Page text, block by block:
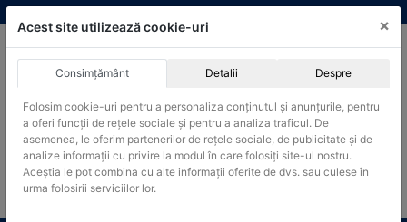
Skip
to
Produsele pot fi achizitionate si in sistemul SEAP / SICAP
Products
search
CAUTARE
Acest site utilizează cookie-uri ×
Consimțământ Detalii Despre
Folosim cookie-uri pentru a personaliza conținutul și anunțurile, pentru
a oferi funcții de rețele sociale și pentru a analiza traficul. De
asemenea, le oferim partenerilor de rețele sociale, de publicitate și de
analize informații cu privire la modul în care folosiți site-ul nostru.
Aceștia le pot combina cu alte informații oferite de dvs. sau culese în
urma folosirii serviciilor lor.